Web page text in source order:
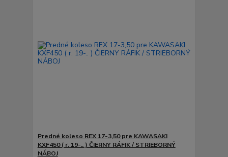
Predné koleso REX 17-3,50 pre KAWASAKI
KXF450 ( r. 19-.. ) ČIERNY RÁFIK / STRIEBORNÝ
NÁBOJ